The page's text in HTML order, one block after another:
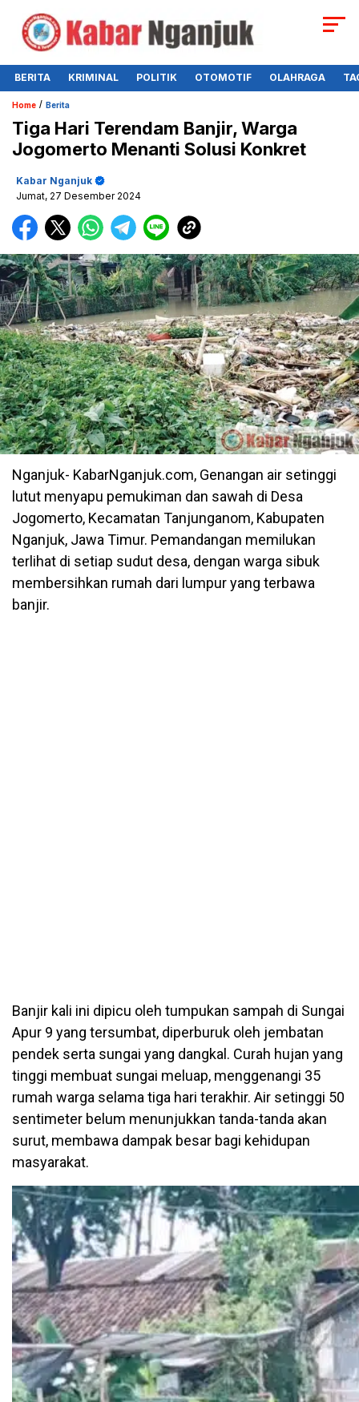
BERITA KRIMINAL POLITIK OTOMOTIF OLAHRAGA
Home / Berita
Tiga Hari Terendam Banjir, Warga
Jogomerto Menanti Solusi Konkret
Kabar Nganjuk
Jumat, 27 Desember 2024
Nganjuk- KabarNganjuk.com, Genangan air setinggi
lutut menyapu pemukiman dan sawah di Desa
Jogomerto, Kecamatan Tanjunganom, Kabupaten
Nganjuk, Jawa Timur. Pemandangan memilukan
terlihat di setiap sudut desa, dengan warga sibuk
membersihkan rumah dari lumpur yang terbawa
banjir.
Banjir kali ini dipicu oleh tumpukan sampah di Sungai
Apur 9 yang tersumbat, diperburuk oleh jembatan
pendek serta sungai yang dangkal. Curah hujan yang
tinggi membuat sungai meluap, menggenangi 35
rumah warga selama tiga hari terakhir. Air setinggi 50
sentimeter belum menunjukkan tanda-tanda akan
surut, membawa dampak besar bagi kehidupan
masyarakat.